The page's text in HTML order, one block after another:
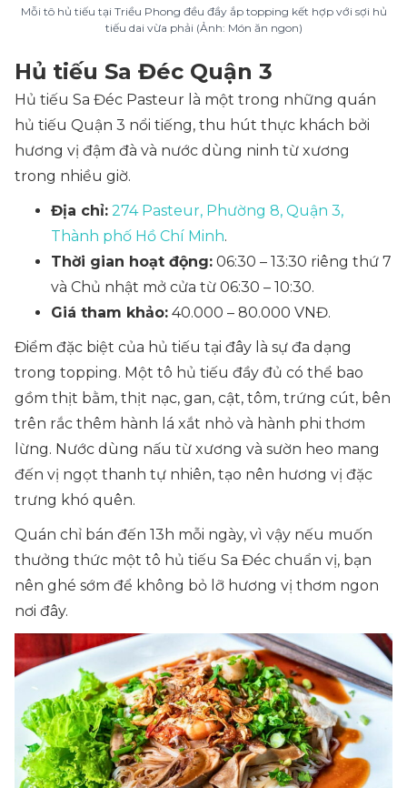
Mỗi tô hủ tiếu tại Triều Phong đều đầy ắp topping kết hợp với sợi hủ
tiếu dai vừa phải (Ảnh: Món ăn ngon)
Hủ tiếu Sa Đéc Quận 3
Hủ tiếu Sa Đéc Pasteur là một trong những quán
hủ tiếu Quận 3 nổi tiếng, thu hút thực khách bởi
hương vị đậm đà và nước dùng ninh từ xương
trong nhiều giờ.
Địa chỉ: 274 Pasteur, Phường 8, Quận 3,
Thành phố Hồ Chí Minh.
Thời gian hoạt động: 06:30 – 13:30 riêng thứ 7
và Chủ nhật mở cửa từ 06:30 – 10:30.
Giá tham khảo: 40.000 – 80.000 VNĐ.
Điểm đặc biệt của hủ tiếu tại đây là sự đa dạng
trong topping. Một tô hủ tiếu đầy đủ có thể bao
gồm thịt bằm, thịt nạc, gan, cật, tôm, trứng cút, bên
trên rắc thêm hành lá xắt nhỏ và hành phi thơm
lừng. Nước dùng nấu từ xương và sườn heo mang
đến vị ngọt thanh tự nhiên, tạo nên hương vị đặc
trưng khó quên.
Quán chỉ bán đến 13h mỗi ngày, vì vậy nếu muốn
thưởng thức một tô hủ tiếu Sa Đéc chuẩn vị, bạn
nên ghé sớm để không bỏ lỡ hương vị thơm ngon
nơi đây.